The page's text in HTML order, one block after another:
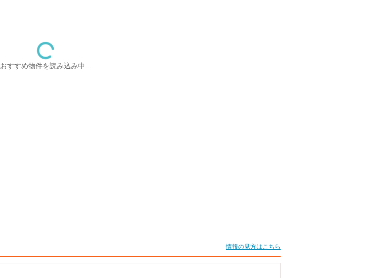
おすすめ物件を読み込み中...
情報の見方はこちら